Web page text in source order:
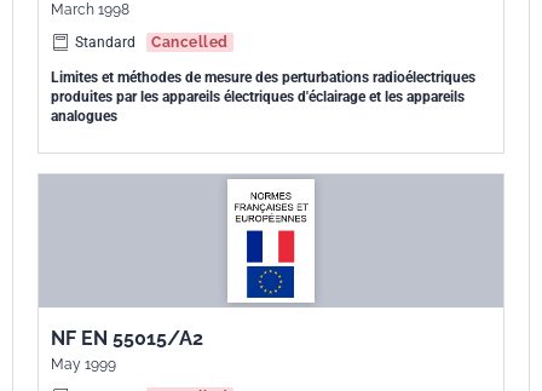
March 1998
Standard
Cancelled
Limites et méthodes de mesure des perturbations radioélectriques
produites par les appareils électriques d'éclairage et les appareils
analogues
NF EN 55015/A2
May 1999